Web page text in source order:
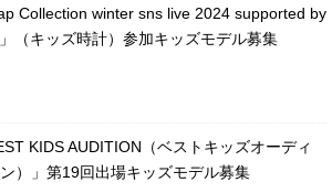
Collection winter sns live 2024 supported by
（キッズ時計）参加キッズモデル募集
KIDS AUDITION（ベストキッズオーディ
）」第19回出場キッズモデル募集